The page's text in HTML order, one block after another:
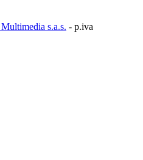
s.a.s. - p.iva